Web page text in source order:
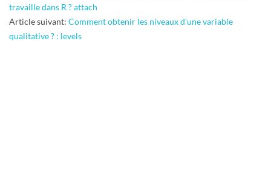
12-
08
travaille dans R ? attach
Article suivant: Comment obtenir les niveaux d'une variable
qualitative ? : levels